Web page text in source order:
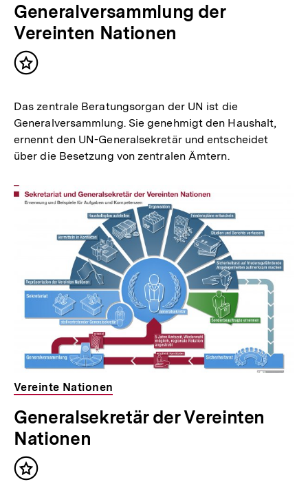
Generalversammlung der
Vereinten Nationen
Inhalt
Das zentrale Beratungsorgan der UN ist die
Generalversammlung. Sie genehmigt den Haushalt,
ernennt den UN-Generalsekretär und entscheidet
über die Besetzung von zentralen Ämtern.
Vereinte Nationen
Generalsekretär der Vereinten
Nationen
Inhalt